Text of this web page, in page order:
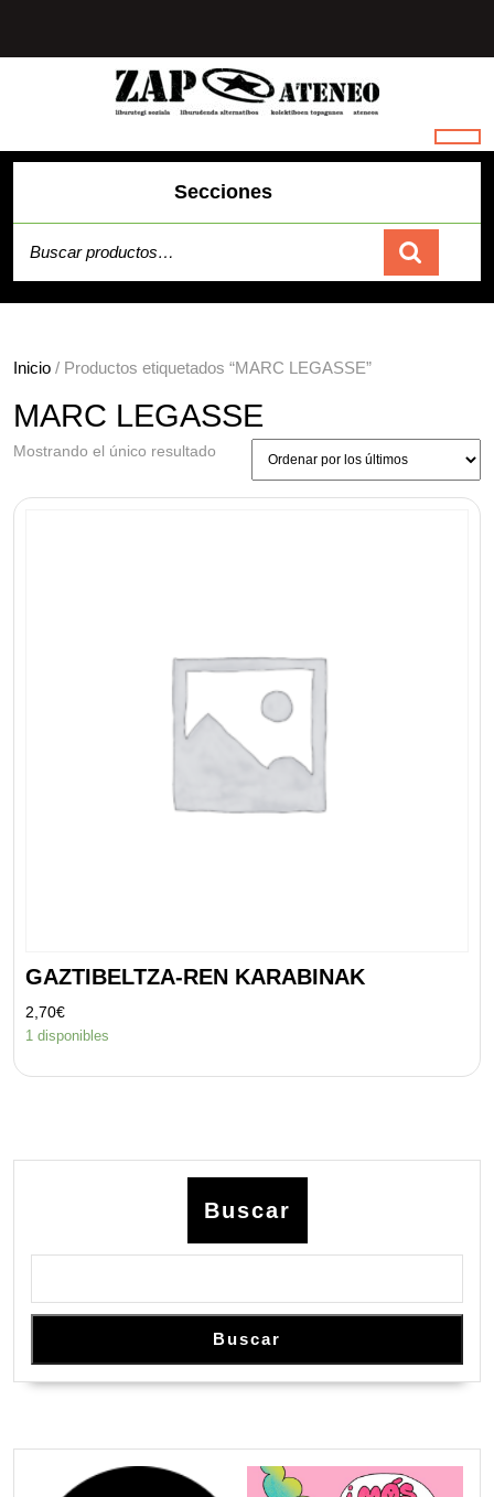
contenido
Secciones
Carrito
Inicio / Productos etiquetados “MARC LEGASSE”
MARC LEGASSE
Mostrando el único resultado
GAZTIBELTZA-REN KARABINAK
2,70€
1 disponibles
Buscar
Buscar